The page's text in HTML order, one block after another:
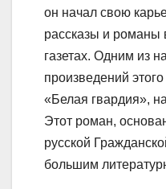
он начал свою
рассказы и романы
газетах. Одним из
произведений
«Белая гвардия»,
Этот роман,
русской
большим